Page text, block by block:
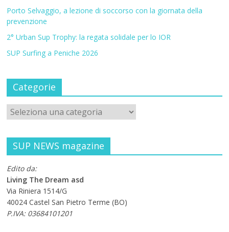
Porto Selvaggio, a lezione di soccorso con la giornata della
prevenzione
2° Urban Sup Trophy: la regata solidale per lo IOR
SUP Surfing a Peniche 2026
Categorie
SUP NEWS magazine
Edito da:
Living The Dream asd
Via Riniera 1514/G
40024 Castel San Pietro Terme (BO)
P.IVA: 03684101201